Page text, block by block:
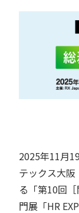
2025年11月
テックス大
る「第10回
門展「HR